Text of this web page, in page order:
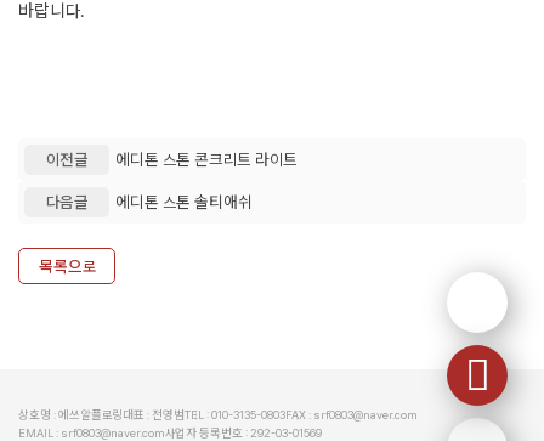
바랍니다.
이전글 에디톤 스톤 콘크리트 라이트
다음글 에디톤 스톤 솔티애쉬
목록으로
상호명 : 에쓰알플로링대표 : 전영범TEL : 010-3135-0803FAX : srf0803@naver.com
EMAIL : srf0803@naver.com사업자 등록번호 : 292-03-01569